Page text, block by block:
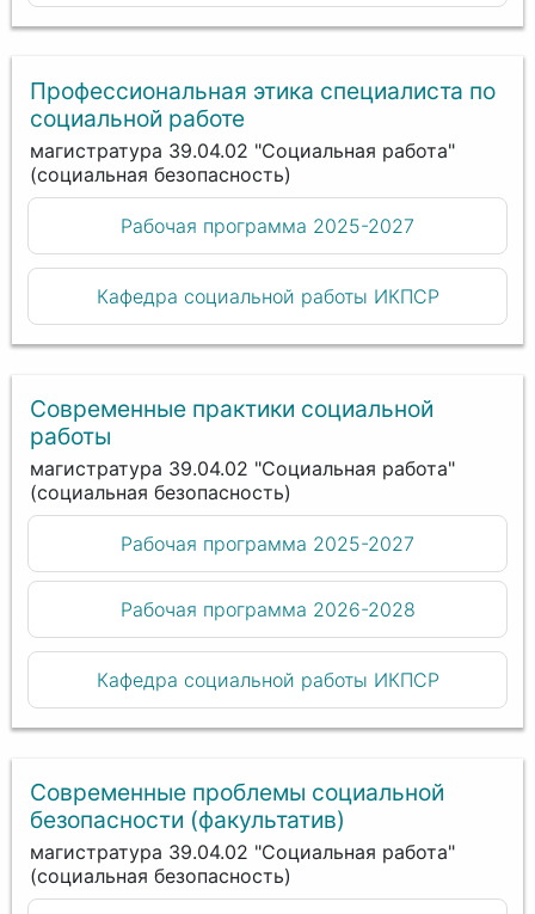
Профессиональная этика специалиста по
социальной работе
магистратура 39.04.02 "Социальная работа"
(социальная безопасность)
Рабочая программа 2025-2027
Кафедра социальной работы ИКПСР
Современные практики социальной
работы
магистратура 39.04.02 "Социальная работа"
(социальная безопасность)
Рабочая программа 2025-2027
Рабочая программа 2026-2028
Кафедра социальной работы ИКПСР
Современные проблемы социальной
безопасности (факультатив)
магистратура 39.04.02 "Социальная работа"
(социальная безопасность)